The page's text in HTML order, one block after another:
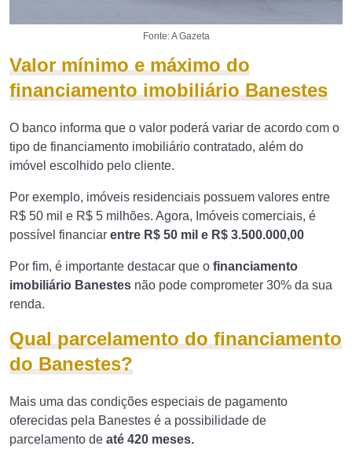
Fonte: A Gazeta
Valor mínimo e máximo do
financiamento imobiliário Banestes
O banco informa que o valor poderá variar de acordo com o
tipo de financiamento imobiliário contratado, além do
imóvel escolhido pelo cliente.
Por exemplo, imóveis residenciais possuem valores entre
R$ 50 mil e R$ 5 milhões. Agora, Imóveis comerciais, é
possível financiar entre R$ 50 mil e R$ 3.500.000,00
Por fim, é importante destacar que o financiamento
imobiliário Banestes não pode comprometer 30% da sua
renda.
Qual parcelamento do financiamento
do Banestes?
Mais uma das condições especiais de pagamento
oferecidas pela Banestes é a possibilidade de
parcelamento de até 420 meses.